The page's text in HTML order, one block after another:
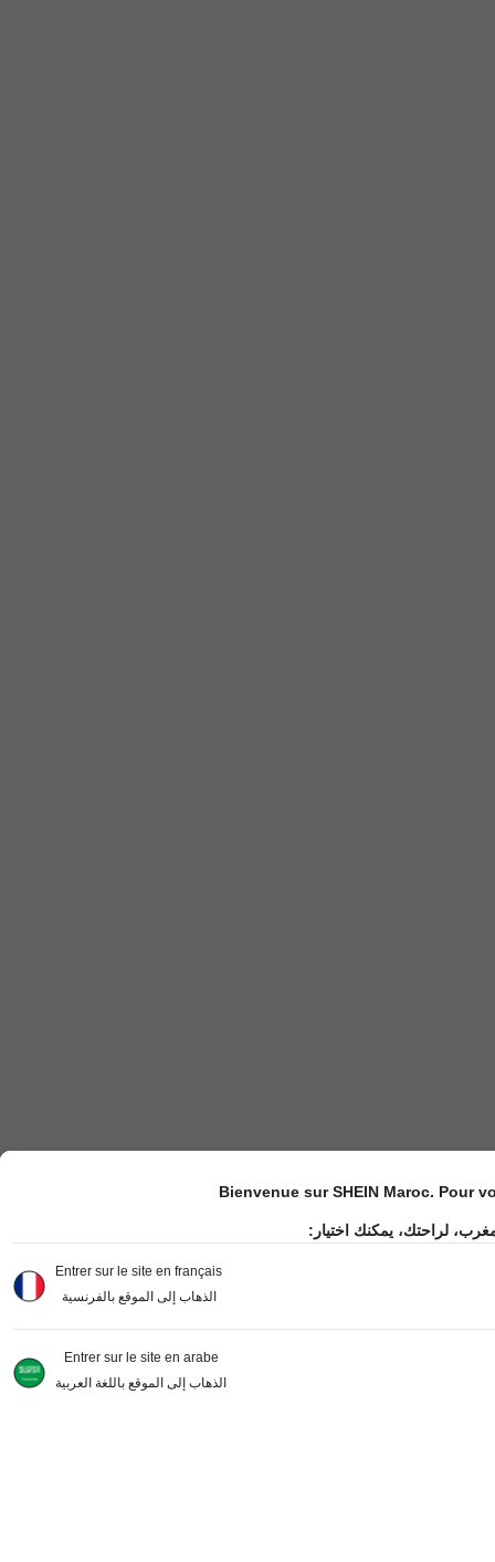
Bienvenue sur SHEIN Maroc. Pour
لراحتك، يمكنك اختيار:
Entrer sur le site en français
الذهاب إلى الموقع بالفرنسية
Entrer sur le site en arabe
الذهاب إلى الموقع باللغة العربية